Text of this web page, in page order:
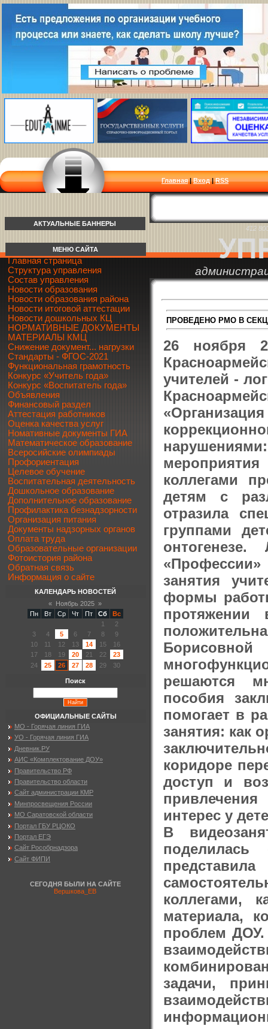
Главная |Вход|RSS
412
АКТУАЛЬНЫЕ БАННЕРЫ
ПРОВЕДЕНО РМО В
26 ноября
учителей -
коллегами
детям с
отразила
группами
занятия
формы
протяжении
Борисовной
решаются
пособия
помогает в
занятия: как
коридоре
доступ и
интерес у
В
коллегами,
материала,
проблем ДОУ.
задачи,
МЕНЮ САЙТА
Главная страница
Структура управления
Состав управления
Новости образования
Новости образования района
Новости итоговой аттестации
Новости дошкольных КЦ
НОРМАТИВНЫЕ ДОКУМЕНТЫ
МАТЕРИАЛЫ КМЦ
Снижение документ... нагрузки
Стандарты - ФГОС-2021
Функциональная грамотность
Конкурс «Учитель года»
Конкурс «Воспитатель года»
Объявления
Финансовый раздел
Аттестация работников
Оценка качества услуг
Номативные документы ГИА
Математическое образование
Всеросийские олимпиады
Профориентация
Целевое обучение
Воспитательная деятельность
Дошкольное образование
Дополнительное образование
Профилактика безнадзорности
Организация питания
Документы надзорных органов
Оплата труда
Образовательные организации
Фотоистория района
Обратная связь
Информация о сайте
КАЛЕНДАРЬ НОВОСТЕЙ
« Ноябрь 2025 »
Пн
Вт Ср Чт Пт Сб
Вс
1
2
3
4 5 6 7 8
9
10
11 12 13 14 15
16
17
18 19 20 21 22
23
24
25 26 27 28 29 30
Поиск
ОФИЦИАЛЬНЫЕ САЙТЫ
МО - Горячая линия ГИА
УО - Горячая линия ГИА
Дневник.РУ
АИС «Комплектование ДОУ»
Правительство РФ
Правительство области
Сайт администрации КМР
Минпросвещения России
МО Саратовской области
Портал ГБУ РЦОКО
Портал ЕГЭ
Сайт Рособрнадзора
Сайт ФИПИ
СЕГОДНЯ БЫЛИ НА САЙТЕ
Вершкова_ЕВ